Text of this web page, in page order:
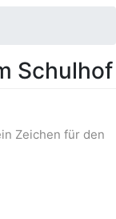
Schulhof
Zeichen für den